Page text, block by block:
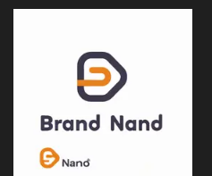
content